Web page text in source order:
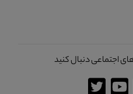
اجتماعی دنبال کنید